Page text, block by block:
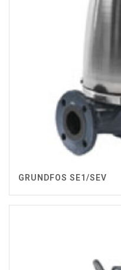
GRUNDFOS SE1/SEV